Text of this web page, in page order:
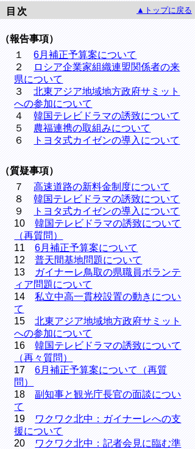
目次
▲トップに戻る
（報告事項）
１6月補正予算案について
２
ロシア企業家組織連盟関係者の来
県について
３北東アジア地域地方政府サミット
への参加について
４韓国テレビドラマの誘致について
５ 農福連携の取組みについて
６
トヨタ式カイゼンの導入について
（質疑事項）
７高速道路の新料金制度について
８韓国テレビドラマの誘致について
９
トヨタ式カイゼンの導入について
10韓国テレビドラマの誘致について
（再質問）
116月補正予算案について
12普天間基地問題について
13 ガイナーレ鳥取の県職員ボランテ
ィア問題について
14私立中高一貫校設置の動きについ
て
15北東アジア地域地方政府サミット
への参加について
16韓国テレビドラマの誘致について
（再々質問）
176月補正予算案について（再質
問）
18副知事と観光庁長官の面談につい
て
19 ワクワク北中：ガイナーレへの支
援について
20 ワクワク北中：記者会見に臨む準